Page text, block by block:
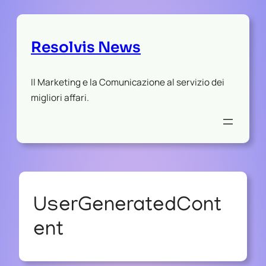
Resolvis News
Il Marketing e la Comunicazione al servizio dei
migliori affari.
UserGeneratedCont
ent